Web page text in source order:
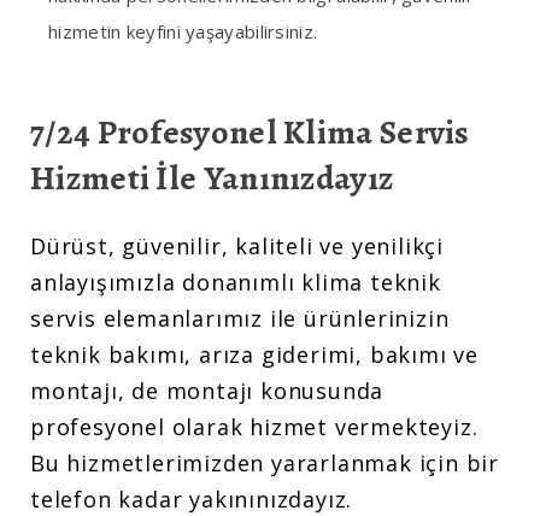
hizmetin keyfini yaşayabilirsiniz.
7/24 Profesyonel Klima Servis
Hizmeti İle Yanınızdayız
Dürüst, güvenilir, kaliteli ve yenilikçi
anlayışımızla donanımlı klima teknik
servis elemanlarımız ile ürünlerinizin
teknik bakımı, arıza giderimi, bakımı ve
montajı, de montajı konusunda
profesyonel olarak hizmet vermekteyiz.
Bu hizmetlerimizden yararlanmak için bir
telefon kadar yakınınızdayız.